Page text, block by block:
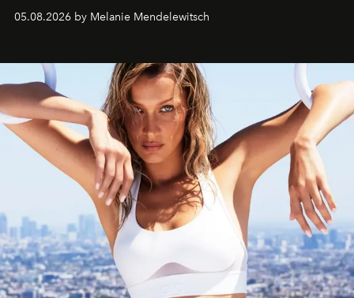
de vivre Romain dans toute son élégance intemporelle.
05.08.2026 by Melanie Mendelewitsch